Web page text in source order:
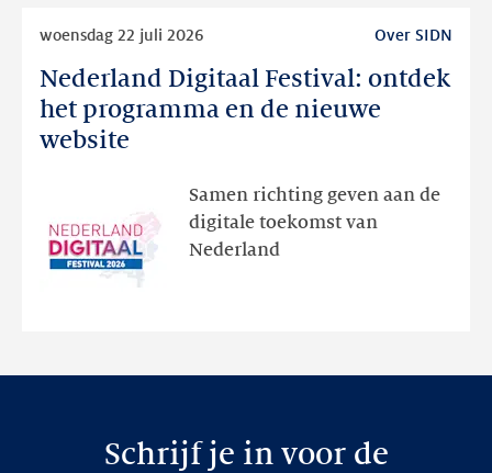
Nederland Digitaal Festival: ontdek
het programma en de nieuwe
website
woensdag 22 juli 2026 Over SIDN
Samen richting geven aan de
digitale toekomst van
Nederland
Nederland
Digitaal
Festival:
Schrijf je in voor de